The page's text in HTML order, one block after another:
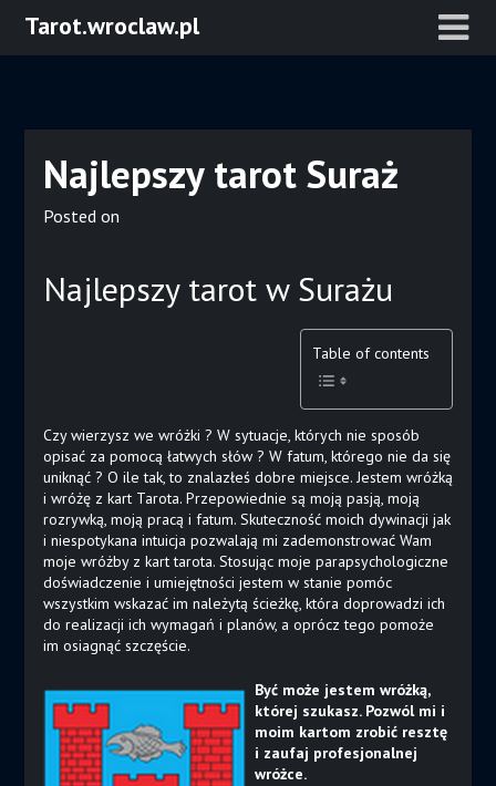
SkipTarot.wroclaw.pl
Najlepszy tarot Suraż
Posted on
Najlepszy tarot w Surażu
Table of contents
Czy wierzysz we wróżki ? W sytuacje, których nie sposób
opisać za pomocą łatwych słów ? W fatum, którego nie da się
uniknąć ? O ile tak, to znalazłeś dobre miejsce. Jestem wróżką
i wróżę z kart Tarota. Przepowiednie są moją pasją, moją
rozrywką, moją pracą i fatum. Skuteczność moich dywinacji jak
i niespotykana intuicja pozwalają mi zademonstrować Wam
moje wróżby z kart tarota. Stosując moje parapsychologiczne
doświadczenie i umiejętności jestem w stanie pomóc
wszystkim wskazać im należytą ścieżkę, która doprowadzi ich
do realizacji ich wymagań i planów, a oprócz tego pomoże
im osiagnąć szczęście.
Być może jestem wróżką,
której szukasz. Pozwól mi i
moim kartom zrobić resztę
i zaufaj profesjonalnej
wróżce.